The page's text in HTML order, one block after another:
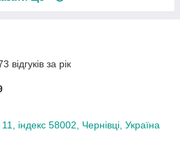
за рік
індекс 58002, Чернівці, Україна